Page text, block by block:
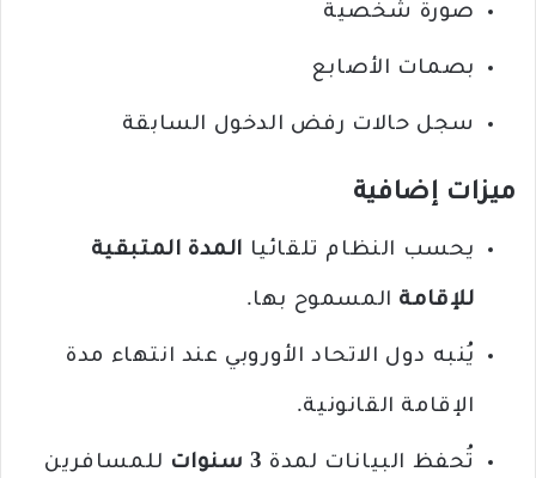
صورة شخصية
بصمات الأصابع
سجل حالات رفض الدخول السابقة
ميزات إضافية
يحسب النظام تلقائيا المدة المتبقية
للإقامة المسموح بها.
يُنبه دول الاتحاد الأوروبي عند انتهاء مدة
الإقامة القانونية.
تُحفظ البيانات لمدة 3 سنوات للمسافرين